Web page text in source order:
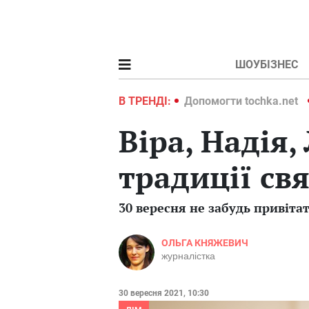
ШОУБІЗНЕС
В ТРЕНДІ:
Війна в Україні 2022 Допомогти tochka.net
Віра,
традиції
30 вересня не забудь
ОЛЬГА КНЯЖЕВИЧ
журналістка
30 вересня 2021, 10:30